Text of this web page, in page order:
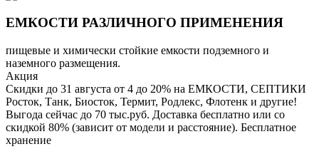
ЕМКОСТИ РАЗЛИЧНОГО ПРИМЕНЕНИЯ
пищевые и химически стойкие емкости подземного и
наземного размещения.
Акция
Скидки до 31 августа от 4 до 20% на ЕМКОСТИ, СЕПТИКИ
Росток, Танк, Биосток, Термит, Родлекс, Флотенк и другие!
Выгода сейчас до 70 тыс.руб. Доставка бесплатно или со
скидкой 80% (зависит от модели и расстояние). Бесплатное
хранение